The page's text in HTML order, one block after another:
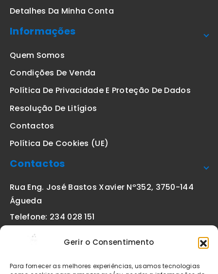
Gerir o Consentimento
Para fornecer as melhores experiências, usamos tecnologias
Detalhes Da Minha Conta
Informações
Quem Somos
Condições De Venda
Política De Privacidade E Proteção De Dados
Resolução De Litígios
Contactos
Política De Cookies (UE)
Contactos
Rua Eng. José Bastos Xavier Nº352, 3750-144
Águeda
Telefone: 234 028 151
geral@etiquetas-online.pt